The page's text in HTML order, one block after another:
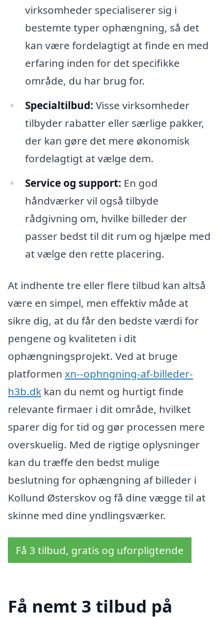
virksomheder specialiserer sig i
bestemte typer ophængning, så det
kan være fordelagtigt at finde en med
erfaring inden for det specifikke
område, du har brug for.
Specialtilbud: Visse virksomheder
tilbyder rabatter eller særlige pakker,
der kan gøre det mere økonomisk
fordelagtigt at vælge dem.
Service og support: En god
håndværker vil også tilbyde
rådgivning om, hvilke billeder der
passer bedst til dit rum og hjælpe med
at vælge den rette placering.
At indhente tre eller flere tilbud kan altså
være en simpel, men effektiv måde at
sikre dig, at du får den bedste værdi for
pengene og kvaliteten i dit
ophængningsprojekt. Ved at bruge
platformen xn--ophngning-af-billeder-
h3b.dk kan du nemt og hurtigt finde
relevante firmaer i dit område, hvilket
sparer dig for tid og gør processen mere
overskuelig. Med de rigtige oplysninger
kan du træffe den bedst mulige
beslutning for ophængning af billeder i
Kollund Østerskov og få dine vægge til at
skinne med dine yndlingsværker.
Få 3 tilbud, gratis og uforpligtende
Få nemt 3 tilbud på